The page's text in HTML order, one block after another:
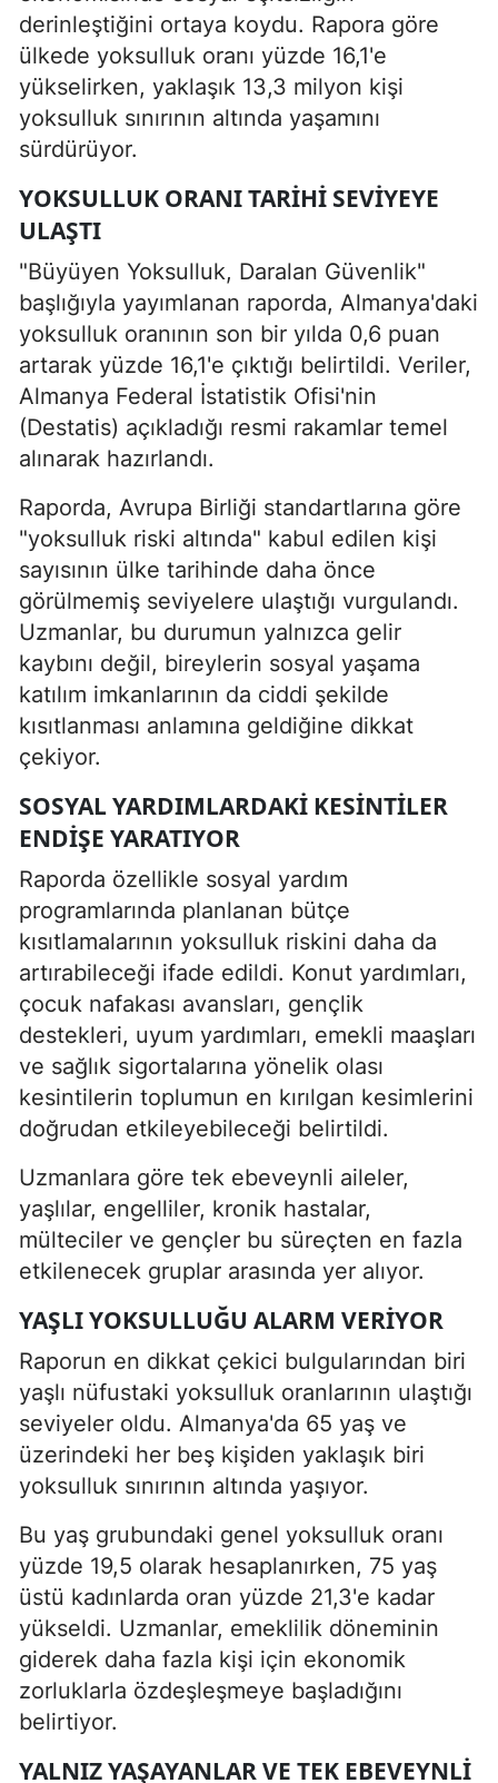
derinleştiğini ortaya koydu. Rapora göre
ülkede yoksulluk oranı yüzde 16,1'e
yükselirken, yaklaşık 13,3 milyon kişi
yoksulluk sınırının altında yaşamını
sürdürüyor.
YOKSULLUK ORANI TARIHI SEVIYEYE
ULAŞTI
"Büyüyen Yoksulluk, Daralan Güvenlik"
başlığıyla yayımlanan raporda, Almanya'daki
yoksulluk oranının son bir yılda 0,6 puan
artarak yüzde 16,1'e çıktığı belirtildi. Veriler,
Almanya Federal İstatistik Ofisi'nin
(Destatis) açıkladığı resmi rakamlar temel
alınarak hazırlandı.
Raporda, Avrupa Birliği standartlarına göre
"yoksulluk riski altında" kabul edilen kişi
sayısının ülke tarihinde daha önce
görülmemiş seviyelere ulaştığı vurgulandı.
Uzmanlar, bu durumun yalnızca gelir
kaybını değil, bireylerin sosyal yaşama
katılım imkanlarının da ciddi şekilde
kısıtlanması anlamına geldiğine dikkat
çekiyor.
SOSYAL YARDIMLARDAKI KESINTILER
ENDIŞE YARATIYOR
Raporda özellikle sosyal yardım
programlarında planlanan bütçe
kısıtlamalarının yoksulluk riskini daha da
artırabileceği ifade edildi. Konut yardımları,
çocuk nafakası avansları, gençlik
destekleri, uyum yardımları, emekli maaşları
ve sağlık sigortalarına yönelik olası
kesintilerin toplumun en kırılgan kesimlerini
doğrudan etkileyebileceği belirtildi.
Uzmanlara göre tek ebeveynli aileler,
yaşlılar, engelliler, kronik hastalar,
mülteciler ve gençler bu süreçten en fazla
etkilenecek gruplar arasında yer alıyor.
YAŞLI YOKSULLUĞU ALARM VERIYOR
Raporun en dikkat çekici bulgularından biri
yaşlı nüfustaki yoksulluk oranlarının ulaştığı
seviyeler oldu. Almanya'da 65 yaş ve
üzerindeki her beş kişiden yaklaşık biri
yoksulluk sınırının altında yaşıyor.
Bu yaş grubundaki genel yoksulluk oranı
yüzde 19,5 olarak hesaplanırken, 75 yaş
üstü kadınlarda oran yüzde 21,3'e kadar
yükseldi. Uzmanlar, emeklilik döneminin
giderek daha fazla kişi için ekonomik
zorluklarla özdeşleşmeye başladığını
belirtiyor.
YALNIZ YAŞAYANLAR VE TEK EBEVEYNLI